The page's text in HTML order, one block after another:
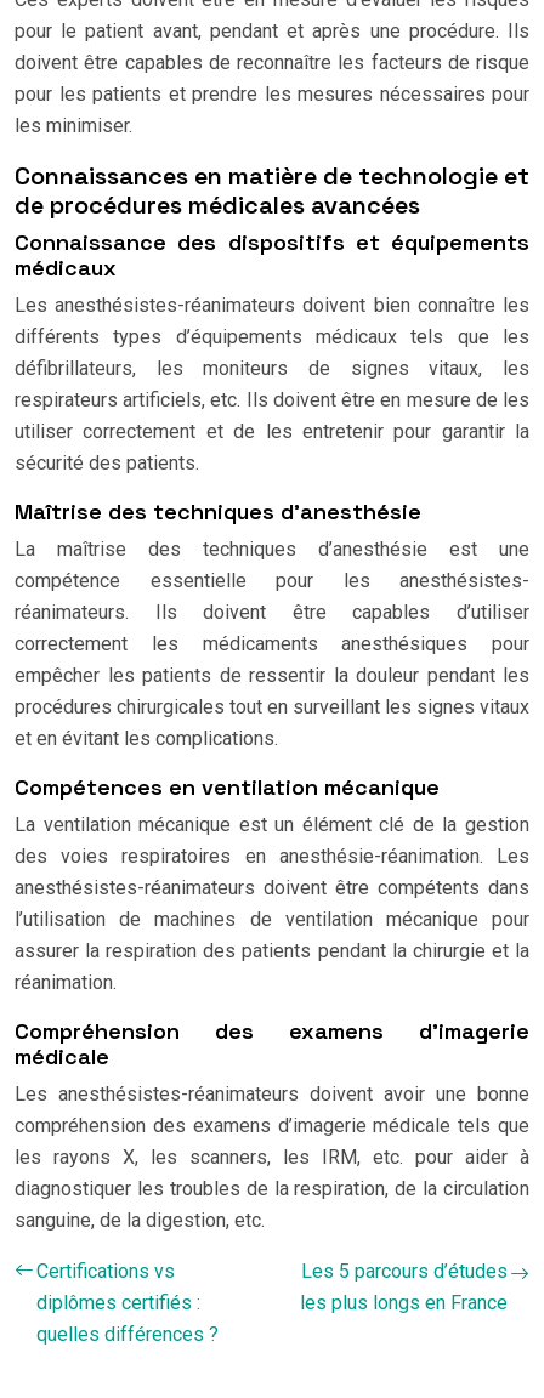
pour le patient avant, pendant et après une procédure. Ils
doivent être capables de reconnaître les facteurs de risque
pour les patients et prendre les mesures nécessaires pour
les minimiser.
Connaissances en matière de technologie et
de procédures médicales avancées
Connaissance des dispositifs et équipements
médicaux
Les anesthésistes-réanimateurs doivent bien connaître les
différents types d’équipements médicaux tels que les
défibrillateurs, les moniteurs de signes vitaux, les
respirateurs artificiels, etc. Ils doivent être en mesure de les
utiliser correctement et de les entretenir pour garantir la
sécurité des patients.
Maîtrise des techniques d’anesthésie
La maîtrise des techniques d’anesthésie est une
compétence essentielle pour les anesthésistes-
réanimateurs. Ils doivent être capables d’utiliser
correctement les médicaments anesthésiques pour
empêcher les patients de ressentir la douleur pendant les
procédures chirurgicales tout en surveillant les signes vitaux
et en évitant les complications.
Compétences en ventilation mécanique
La ventilation mécanique est un élément clé de la gestion
des voies respiratoires en anesthésie-réanimation. Les
anesthésistes-réanimateurs doivent être compétents dans
l’utilisation de machines de ventilation mécanique pour
assurer la respiration des patients pendant la chirurgie et la
réanimation.
Compréhension des examens d’imagerie
médicale
Les anesthésistes-réanimateurs doivent avoir une bonne
compréhension des examens d’imagerie médicale tels que
les rayons X, les scanners, les IRM, etc. pour aider à
diagnostiquer les troubles de la respiration, de la circulation
sanguine, de la digestion, etc.
Certifications vs
diplômes certifiés :
quelles différences ?
Les 5 parcours d’études
les plus longs en France